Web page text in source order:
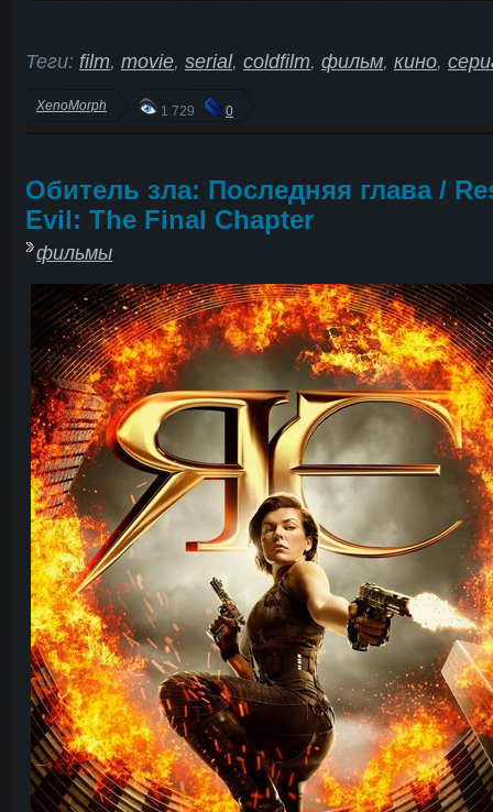
Теги: film, movie, serial, coldfilm, фильм, кино,
XenoMorph 1 729 0
Обитель зла: Последняя глава /
Evil: The Final Chapter
фильмы